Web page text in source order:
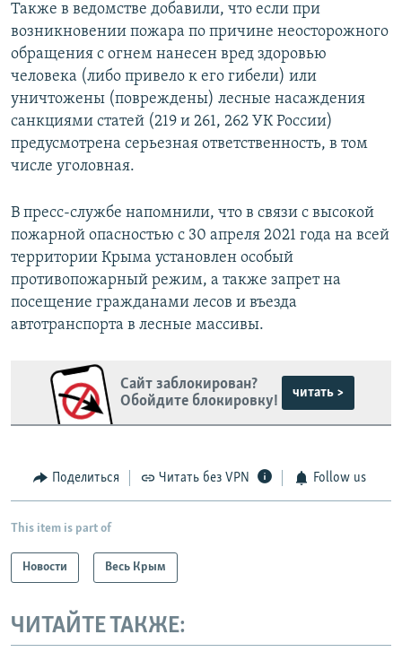
Также в ведомстве добавили, что если при
возникновении пожара по причине неосторожного
обращения с огнем нанесен вред здоровью
человека (либо привело к его гибели) или
уничтожены (повреждены) лесные насаждения
санкциями статей (219 и 261, 262 УК России)
предусмотрена серьезная ответственность, в том
числе уголовная.
В пресс-службе напомнили, что в связи с высокой
пожарной опасностью с 30 апреля 2021 года на всей
территории Крыма установлен особый
противопожарный режим, а также запрет на
посещение гражданами лесов и въезда
автотранспорта в лесные массивы.
Сайт заблокирован?
Обойдите блокировку!
читать >
Поделиться Читать без VPN Follow us
This item is part of
Новости Весь Крым
ЧИТАЙТЕ ТАКЖЕ: